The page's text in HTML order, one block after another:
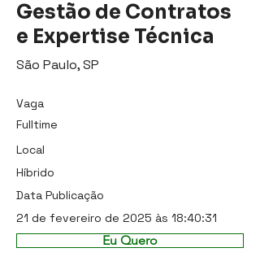
Gestão de Contratos
e Expertise Técnica
São Paulo, SP
Vaga
Fulltime
Local
Híbrido
Data Publicação
21 de fevereiro de 2025 às 18:40:31
Eu Quero